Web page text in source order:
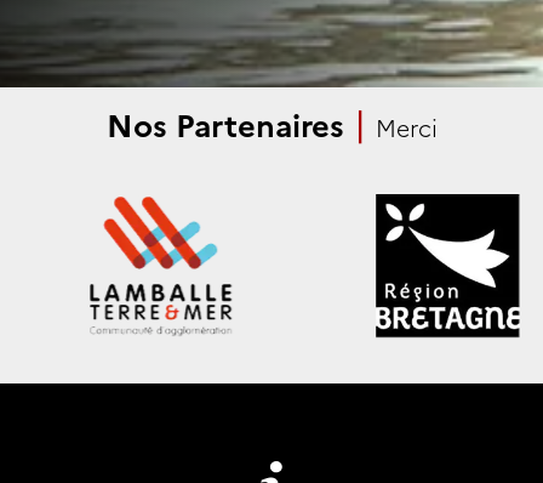
Nos Partenaires | Merci